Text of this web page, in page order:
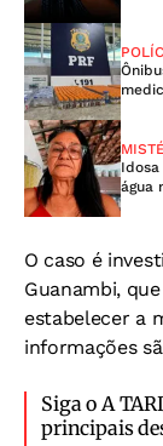
água
O caso é
Guanambi,
estabelecer a
informações
Siga o A
principais